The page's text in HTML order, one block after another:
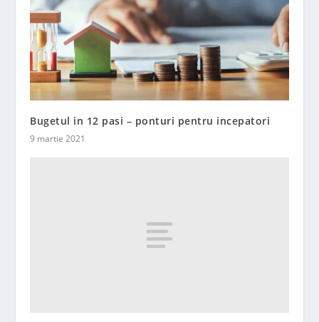
Bugetul in 12 pasi – ponturi pentru incepatori
9 martie 2021